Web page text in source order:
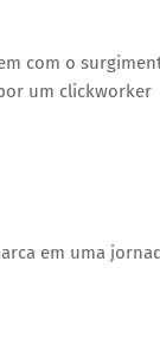
com o
um clickworker
em uma